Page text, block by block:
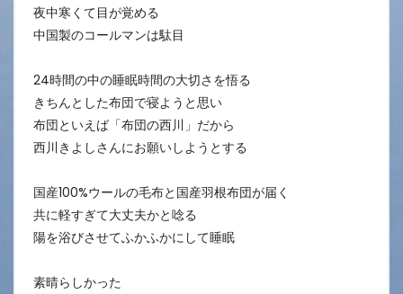
夜中寒くて目が覚める
中国製のコールマンは駄目
24時間の中の睡眠時間の大切さを悟る
きちんとした布団で寝ようと思い
布団といえば「布団の西川」だから
西川きよしさんにお願いしようとする
国産100%ウールの毛布と国産羽根布団が届く
共に軽すぎて大丈夫かと唸る
陽を浴びさせてふかふかにして睡眠
素晴らしかった